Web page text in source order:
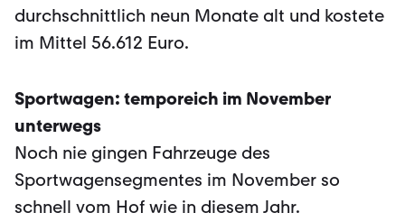
durchschnittlich neun Monate alt und kostete
im Mittel 56.612 Euro.
Sportwagen: temporeich im November
unterwegs
Noch nie gingen Fahrzeuge des
Sportwagensegmentes im November so
schnell vom Hof wie in diesem Jahr.